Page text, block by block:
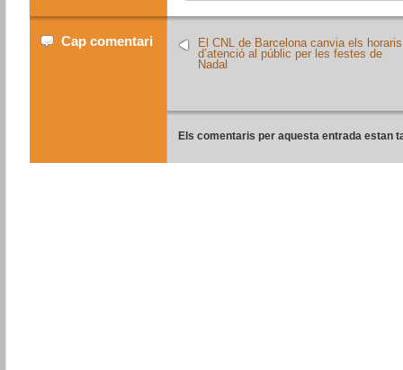
Cap comentari
El CNL de Barcelona canvia els horaris
d’atenció al públic per les festes de
Nadal
Els comentaris per aquesta entrada estan